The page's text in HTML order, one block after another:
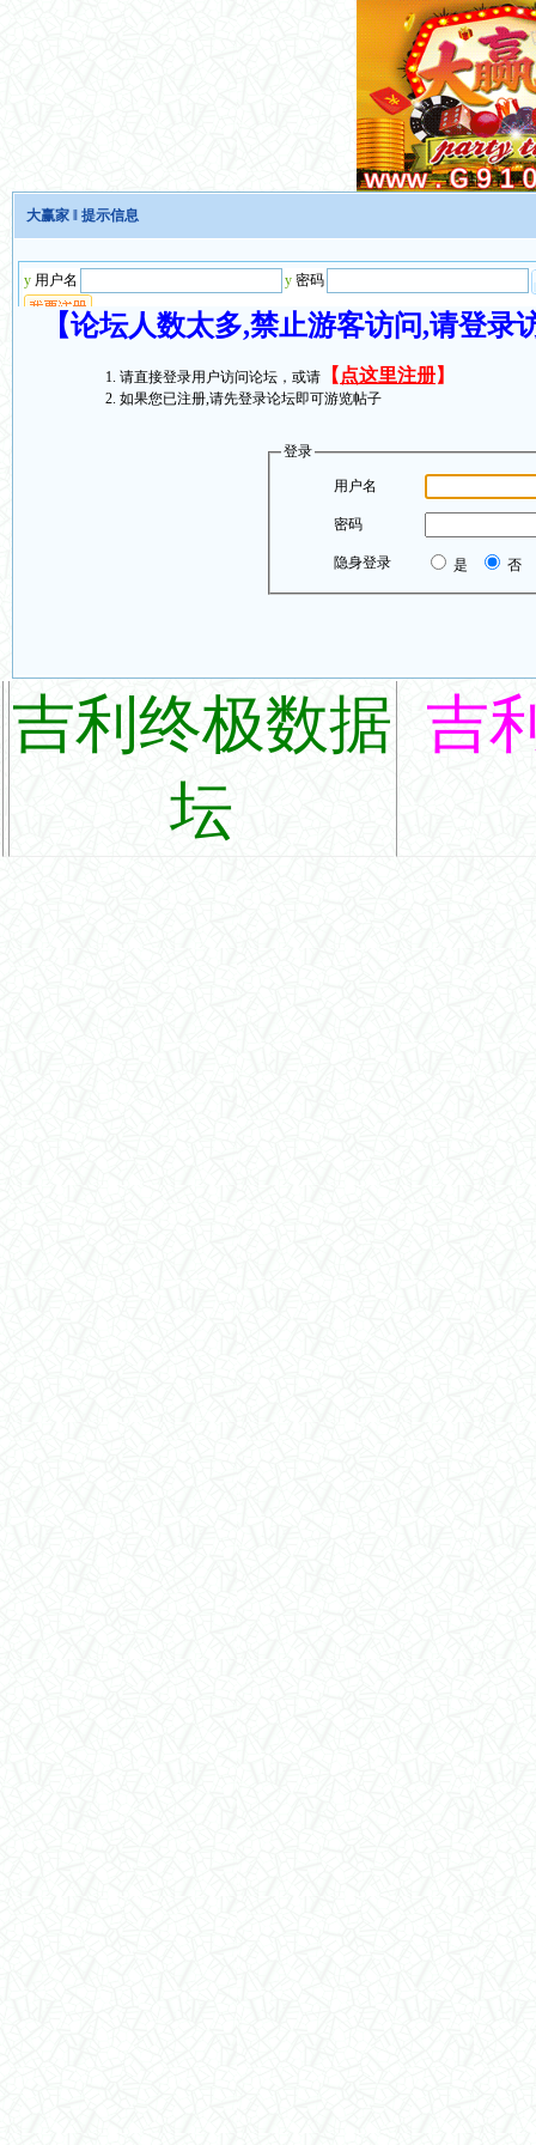
大赢家 ‖ 提示信息
【论坛人数太多,禁止游客访问,请登
请直接登录用户访问论坛，或请 【 点这里注册】
如果您已注册,请先登录论坛即可游览帖子
登录
用户名
密码
隐身登录 是 否
吉利终极数据
坛
吉